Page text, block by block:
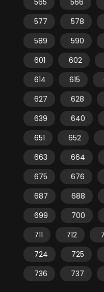
565
566
577
578
589
590
601
602
614
615
627
628
639
640
651
652
663
664
675
676
687
688
699
700
711
712
724
725
736
737